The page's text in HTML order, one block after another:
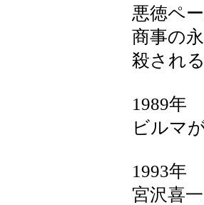
悪徳ペ
商事の
殺される
1989年
ビルマ
1993年
宮沢喜